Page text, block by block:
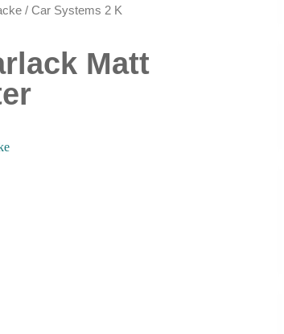
/ Car Systems 2 K
Matt